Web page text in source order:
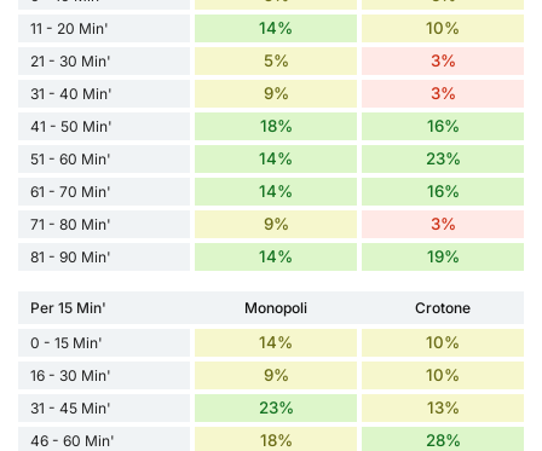
11 - 20 Min' 14% 10%
21 - 30 Min' 5% 3%
31 - 40 Min' 9% 3%
41 - 50 Min' 18% 16%
51 - 60 Min' 14% 23%
61 - 70 Min' 14% 16%
71 - 80 Min' 9% 3%
81 - 90 Min' 14% 19%
Per 15 Min' Monopoli
Crotone
0 - 15 Min'
14% 10%
16 - 30 Min' 9% 10%
31 - 45 Min' 23% 13%
46 - 60 Min' 18% 28%